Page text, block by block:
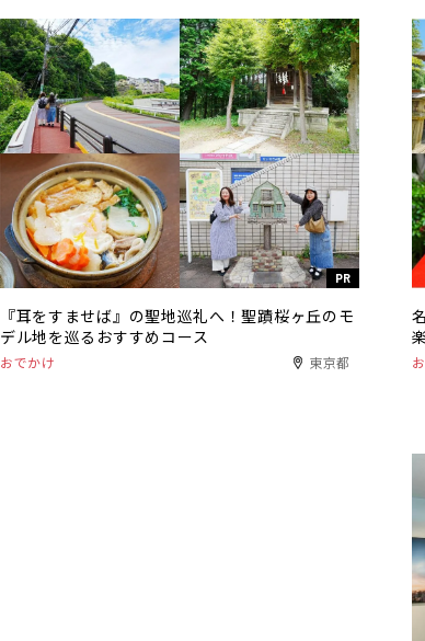
PR
『耳をすませば』の聖地巡礼へ！聖蹟桜ヶ丘のモ
デル地を巡るおすすめコース
おでかけ 東京都